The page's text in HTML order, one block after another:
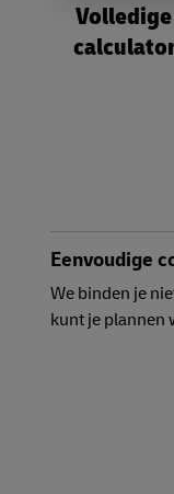
Eenvoudige
We binden je
kunt je plannen